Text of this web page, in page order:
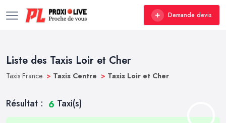
Demande devis
Liste des Taxis Loir et Cher
Taxis France > Taxis Centre > Taxis Loir et Cher
Résultat : 6 Taxi(s)